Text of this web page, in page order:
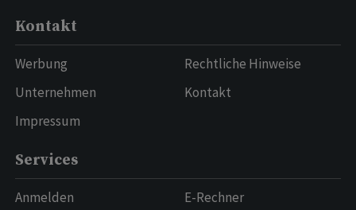
Kontakt
Werbung
Unternehmen
Impressum
Rechtliche Hinweise
Kontakt
Services
Anmelden
E-Rechner